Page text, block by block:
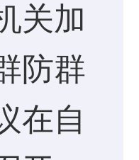
关加
防群
在自